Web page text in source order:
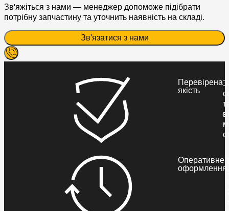
Зв'яжіться з нами — менеджер допоможе підібрати
потрібну запчастину та уточнить наявність на складі.
Зв'язатися з нами
Перевірена
якість
Оперативне
оформлення